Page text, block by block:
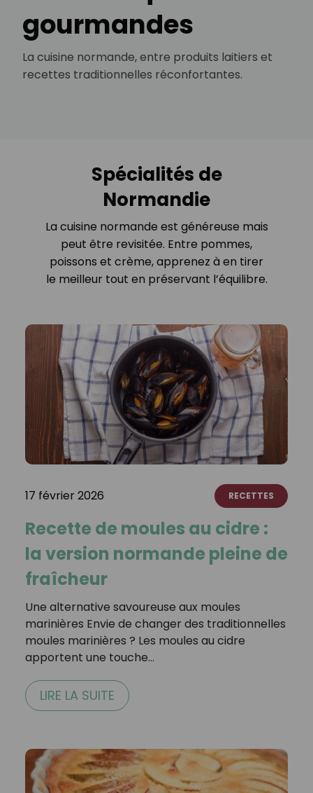
gourmandes
La cuisine normande, entre produits laitiers et
recettes traditionnelles réconfortantes.
Spécialités de
Normandie
La cuisine normande est généreuse mais
peut être revisitée. Entre pommes,
poissons et crème, apprenez à en tirer
le meilleur tout en préservant l’équilibre.
17 février 2026 RECETTES
Recette de moules au cidre :
la version normande pleine de
fraîcheur
Une alternative savoureuse aux moules
marinières Envie de changer des traditionnelles
moules marinières ? Les moules au cidre
apportent une touche…
LIRE LA SUITE